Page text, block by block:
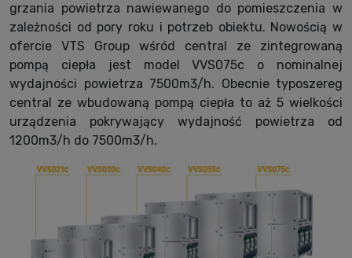
grzania powietrza nawiewanego do pomieszczenia w
zależności od pory roku i potrzeb obiektu. Nowością w
ofercie VTS Group wśród central ze zintegrowaną
pompą ciepła jest model VVS075c o nominalnej
wydajności powietrza 7500m3/h. Obecnie typoszereg
central ze wbudowaną pompą ciepła to aż 5 wielkości
urządzenia pokrywający wydajność powietrza od
1200m3/h do 7500m3/h.